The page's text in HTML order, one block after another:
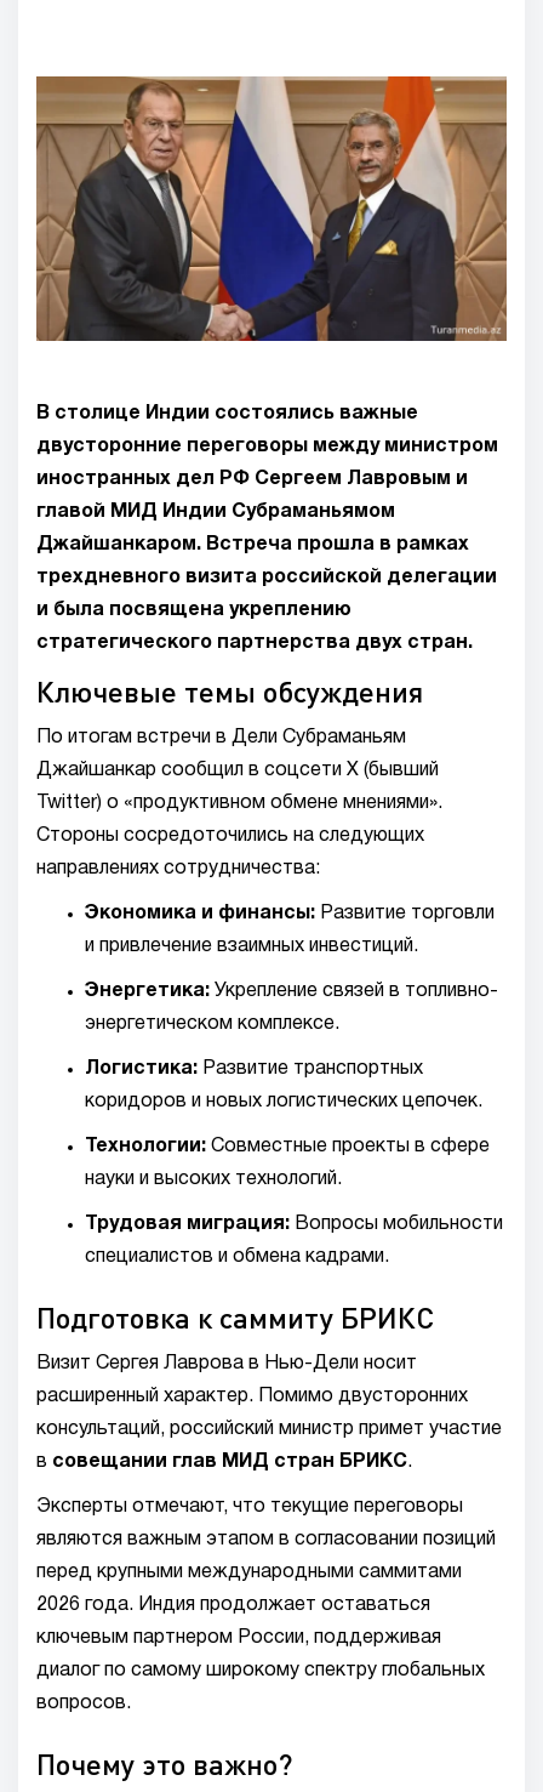
В столице Индии состоялись важные
двусторонние переговоры между министром
иностранных дел РФ Сергеем Лавровым и
главой МИД Индии Субраманьямом
Джайшанкаром. Встреча прошла в рамках
трехдневного визита российской делегации
и была посвящена укреплению
стратегического партнерства двух стран.
Ключевые темы обсуждения
По итогам встречи в Дели Субраманьям
Джайшанкар сообщил в соцсети X (бывший
Twitter) о «продуктивном обмене мнениями».
Стороны сосредоточились на следующих
направлениях сотрудничества:
Экономика и финансы: Развитие торговли
и привлечение взаимных инвестиций.
Энергетика: Укрепление связей в топливно-
энергетическом комплексе.
Логистика: Развитие транспортных
коридоров и новых логистических цепочек.
Технологии: Совместные проекты в сфере
науки и высоких технологий.
Трудовая миграция: Вопросы мобильности
специалистов и обмена кадрами.
Подготовка к саммиту БРИКС
Визит Сергея Лаврова в Нью-Дели носит
расширенный характер. Помимо двусторонних
консультаций, российский министр примет участие
в совещании глав МИД стран БРИКС.
Эксперты отмечают, что текущие переговоры
являются важным этапом в согласовании позиций
перед крупными международными саммитами
2026 года. Индия продолжает оставаться
ключевым партнером России, поддерживая
диалог по самому широкому спектру глобальных
вопросов.
Почему это важно?